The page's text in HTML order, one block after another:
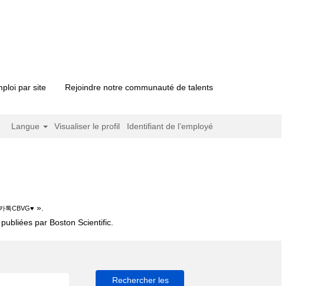
par site Rejoindre notre communauté de talents
Langue Visualiser le profil Identifiant de l’employé
톡CBVG♥ ».
par Boston Scientific.